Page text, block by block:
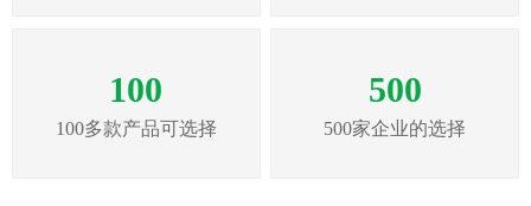
100
100多款产品可选择
500
500家企业的选择